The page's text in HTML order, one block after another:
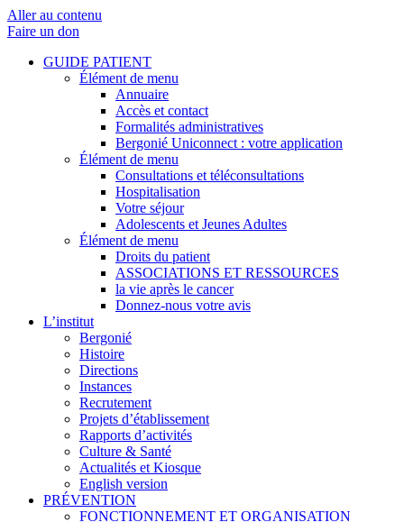
Aller au contenu
Faire un don
GUIDE PATIENT
Élément de menu
Annuaire
Accès et contact
Formalités administratives
Bergonié Uniconnect : votre application
Élément de menu
Consultations et téléconsultations
Hospitalisation
Votre séjour
Adolescents et Jeunes Adultes
Élément de menu
Droits du patient
ASSOCIATIONS ET RESSOURCES
la vie après le cancer
Donnez-nous votre avis
L’institut
Bergonié
Histoire
Directions
Instances
Recrutement
Projets d’établissement
Rapports d’activités
Culture & Santé
Actualités et Kiosque
English version
PRÉVENTION
FONCTIONNEMENT ET ORGANISATION